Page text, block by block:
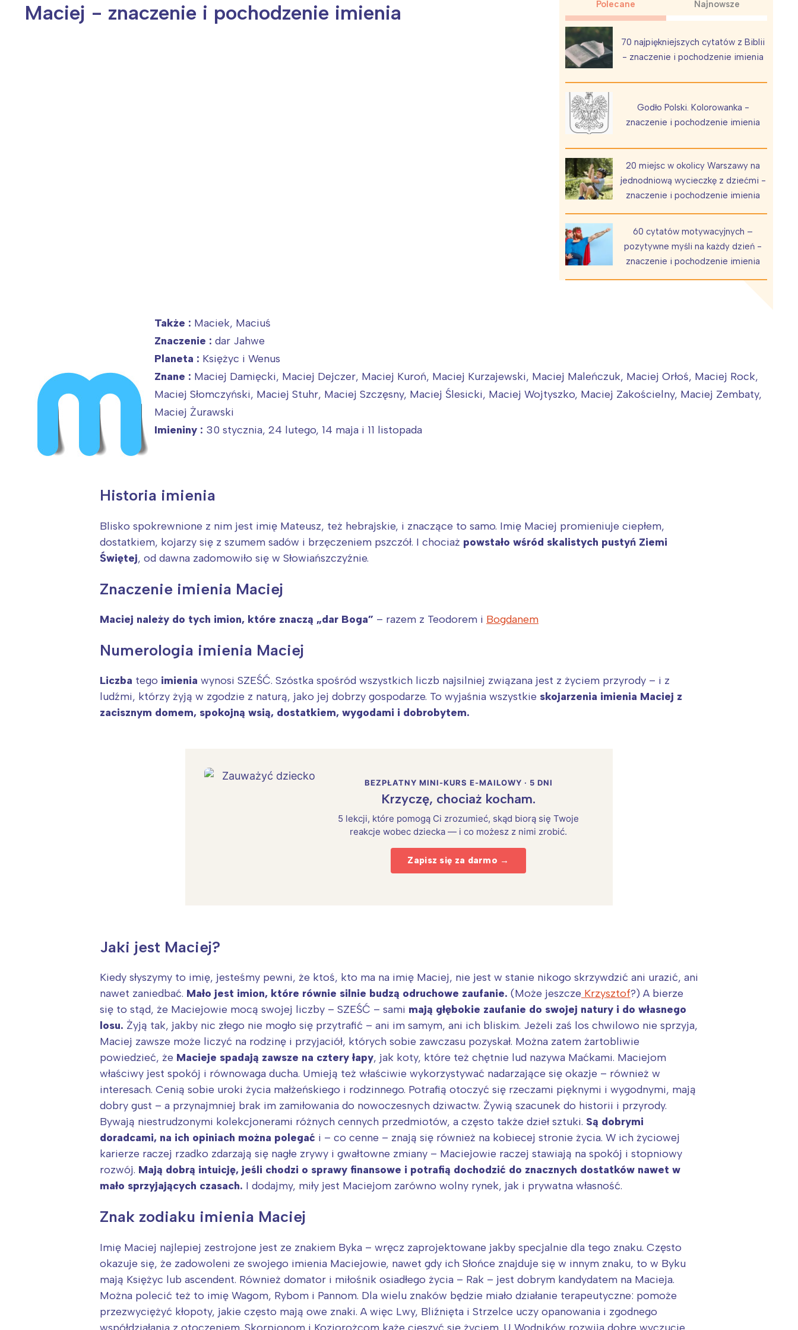
Maciej - znaczenie i pochodzenie imienia Polecane Najnowsze
70 najpiękniejszych cytatów z Biblii
- znaczenie i pochodzenie imienia
Godło Polski. Kolorowanka -
znaczenie i pochodzenie imienia
20 miejsc w okolicy Warszawy na
jednodniową wycieczkę z dziećmi -
znaczenie i pochodzenie imienia
60 cytatów motywacyjnych –
pozytywne myśli na każdy dzień -
znaczenie i pochodzenie imienia
Także : Maciek, Maciuś
Znaczenie : dar Jahwe
Planeta : Księżyc i Wenus
Znane : Maciej Damięcki, Maciej Dejczer, Maciej Kuroń, Maciej Kurzajewski, Maciej Maleńczuk, Maciej Orłoś, Maciej Rock,
Maciej Słomczyński, Maciej Stuhr, Maciej Szczęsny, Maciej Ślesicki, Maciej Wojtyszko, Maciej Zakościelny, Maciej Zembaty,
Maciej Żurawski
Imieniny : 30 stycznia, 24 lutego, 14 maja i 11 listopada
Historia imienia
Blisko spokrewnione z nim jest imię Mateusz, też hebrajskie, i znaczące to samo. Imię Maciej promieniuje ciepłem,
dostatkiem, kojarzy się z szumem sadów i brzęczeniem pszczół. I chociaż powstało wśród skalistych pustyń Ziemi
Świętej, od dawna zadomowiło się w Słowiańszczyźnie.
Znaczenie imienia Maciej
Maciej należy do tych imion, które znaczą „dar Boga” – razem z Teodorem i Bogdanem
Numerologia imienia Maciej
Liczba tego imienia wynosi SZEŚĆ. Szóstka spośród wszystkich liczb najsilniej związana jest z życiem przyrody – i z
ludźmi, którzy żyją w zgodzie z naturą, jako jej dobrzy gospodarze. To wyjaśnia wszystkie skojarzenia imienia Maciej z
zacisznym domem, spokojną wsią, dostatkiem, wygodami i dobrobytem.
BEZPŁATNY MINI-KURS E-MAILOWY · 5 DNI
Krzyczę, chociaż kocham.
5 lekcji, które pomogą Ci zrozumieć, skąd biorą się Twoje
reakcje wobec dziecka — i co możesz z nimi zrobić.
Zapisz się za darmo →
Jaki jest Maciej?
Kiedy słyszymy to imię, jesteśmy pewni, że ktoś, kto ma na imię Maciej, nie jest w stanie nikogo skrzywdzić ani urazić, ani
nawet zaniedbać. Mało jest imion, które równie silnie budzą odruchowe zaufanie. (Może jeszcze Krzysztof?) A bierze
się to stąd, że Maciejowie mocą swojej liczby – SZEŚĆ – sami mają głębokie zaufanie do swojej natury i do własnego
losu. Żyją tak, jakby nic złego nie mogło się przytrafić – ani im samym, ani ich bliskim. Jeżeli zaś los chwilowo nie sprzyja,
Maciej zawsze może liczyć na rodzinę i przyjaciół, których sobie zawczasu pozyskał. Można zatem żartobliwie
powiedzieć, że Macieje spadają zawsze na cztery łapy, jak koty, które też chętnie lud nazywa Maćkami. Maciejom
właściwy jest spokój i równowaga ducha. Umieją też właściwie wykorzystywać nadarzające się okazje – również w
interesach. Cenią sobie uroki życia małżeńskiego i rodzinnego. Potrafią otoczyć się rzeczami pięknymi i wygodnymi, mają
dobry gust – a przynajmniej brak im zamiłowania do nowoczesnych dziwactw. Żywią szacunek do historii i przyrody.
Bywają niestrudzonymi kolekcjonerami różnych cennych przedmiotów, a często także dzieł sztuki. Są dobrymi
doradcami, na ich opiniach można polegać i – co cenne – znają się również na kobiecej stronie życia. W ich życiowej
karierze raczej rzadko zdarzają się nagłe zrywy i gwałtowne zmiany – Maciejowie raczej stawiają na spokój i stopniowy
rozwój. Mają dobrą intuicję, jeśli chodzi o sprawy finansowe i potrafią dochodzić do znacznych dostatków nawet w
mało sprzyjających czasach. I dodajmy, miły jest Maciejom zarówno wolny rynek, jak i prywatna własność.
Znak zodiaku imienia Maciej
Imię Maciej najlepiej zestrojone jest ze znakiem Byka – wręcz zaprojektowane jakby specjalnie dla tego znaku. Często
okazuje się, że zadowoleni ze swojego imienia Maciejowie, nawet gdy ich Słońce znajduje się w innym znaku, to w Byku
mają Księżyc lub ascendent. Również domator i miłośnik osiadłego życia – Rak – jest dobrym kandydatem na Macieja.
Można polecić też to imię Wagom, Rybom i Pannom. Dla wielu znaków będzie miało działanie terapeutyczne: pomoże
przezwyciężyć kłopoty, jakie często mają owe znaki. A więc Lwy, Bliźnięta i Strzelce uczy opanowania i zgodnego
Interesują mnie wydarzenia z tego regionu:
Warszawa
Łódź
Trójmiasto
Poznań
Wrocław
Śląsk
Kraków
Południe
Północ
Wszystkie
Wybieram